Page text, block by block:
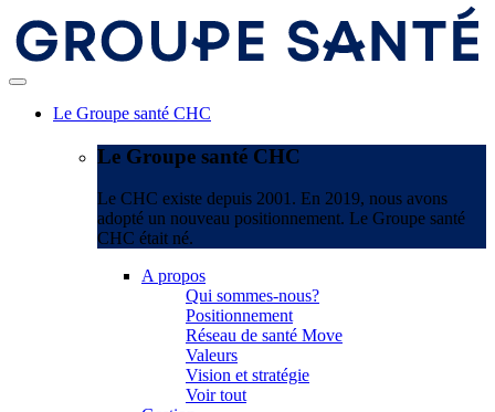
Le Groupe santé CHC
Le Groupe santé CHC
Le CHC existe depuis 2001. En 2019, nous avons
adopté un nouveau positionnement. Le Groupe santé
CHC était né.
A propos
Qui sommes-nous?
Positionnement
Réseau de santé Move
Valeurs
Vision et stratégie
Voir tout